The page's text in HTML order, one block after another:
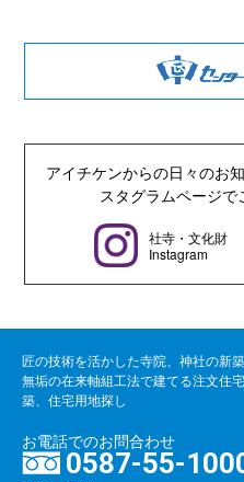
アイチケンからの日々のお
スタグラムページで
社寺・文化財
Instagram
匠の技術を活かした寺院、神社の新
無垢の在来軸組工法で建てる注文住
築、住宅用地探し
お電話でのお問合わせ
0587-55-